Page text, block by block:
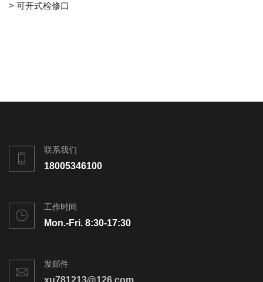
> 可开式检修口
联系我们
18005346100
工作时间
Mon.-Fri. 8:30-17:30
发邮件
xu781213@126.com